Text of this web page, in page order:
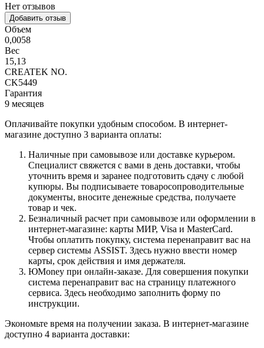
Нет отзывов
Добавить отзыв
Объем
0,0058
Вес
15,13
CREATEK NO.
CK5449
Гарантия
9 месяцев
Оплачивайте покупки удобным способом. В интернет-
магазине доступно 3 варианта оплаты:
Наличные при самовывозе или доставке курьером.
Специалист свяжется с вами в день доставки, чтобы
уточнить время и заранее подготовить сдачу с любой
купюры. Вы подписываете товаросопроводительные
документы, вносите денежные средства, получаете
товар и чек.
Безналичный расчет при самовывозе или оформлении в
интернет-магазине: карты МИР, Visa и MasterCard.
Чтобы оплатить покупку, система перенаправит вас на
сервер системы ASSIST. Здесь нужно ввести номер
карты, срок действия и имя держателя.
ЮMoney при онлайн-заказе. Для совершения покупки
система перенаправит вас на страницу платежного
сервиса. Здесь необходимо заполнить форму по
инструкции.
Экономьте время на получении заказа. В интернет-магазине
доступно 4 варианта доставки: